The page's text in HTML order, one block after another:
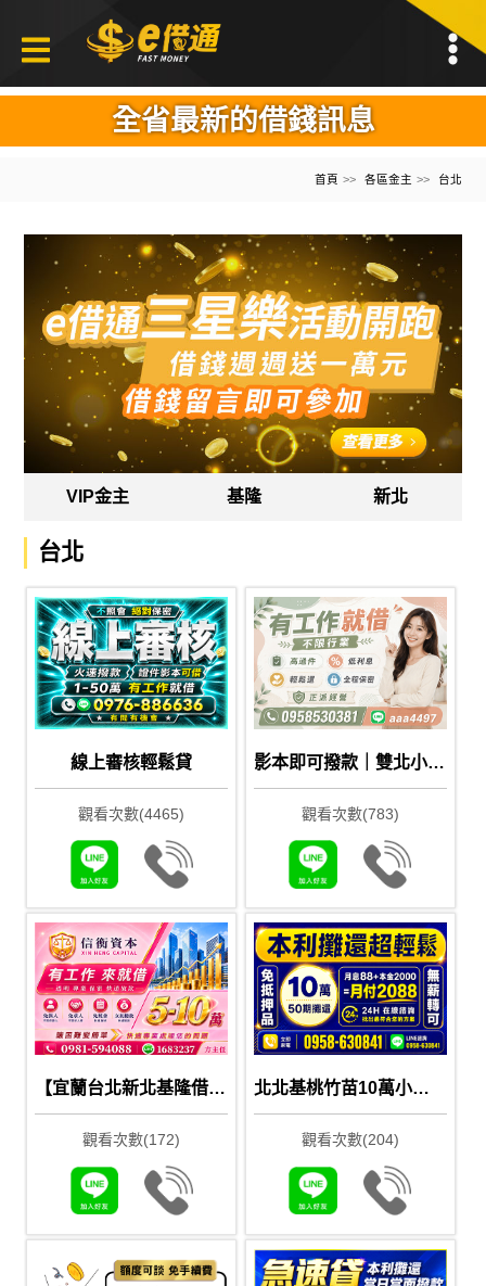
全省最新的借錢訊息
首頁 各區金主 台北
VIP金主 基隆 新北
台北
線上審核輕鬆貸
觀看次數(4465)
影本即可撥款｜雙北小額借錢、憑證件影本即可借，不限行業超低利，正派經營全程保密，快速資金救援。e借通嚴選優質方案
觀看次數(783)
【宜蘭台北新北基隆借款推薦｜5-10萬快速撥款】
觀看次數(172)
北北基桃竹苗10萬小額借款｜免抵押無薪轉可先詢問
觀看次數(204)